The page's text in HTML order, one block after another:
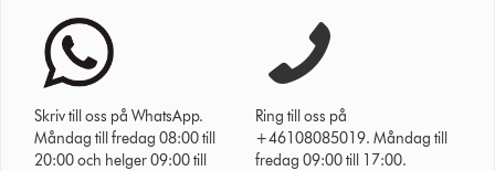
Skriv till oss på WhatsApp.
Måndag till fredag 08:00 till
20:00 och helger 09:00 till
Ring till oss på
+46108085019. Måndag till
fredag 09:00 till 17:00.